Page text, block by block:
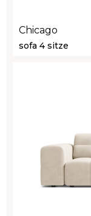
Chicago
sofa 4 sitze